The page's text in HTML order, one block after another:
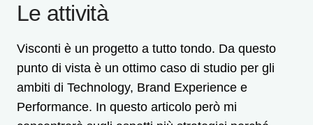
Le attività
Visconti è un progetto a tutto tondo. Da questo
punto di vista è un ottimo caso di studio per gli
ambiti di Technology, Brand Experience e
Performance. In questo articolo però mi